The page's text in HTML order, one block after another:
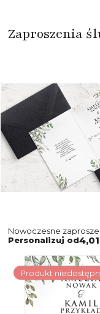
Zaproszenia
Nowoczesne
z kopertą perłową w
czarnym
Personalizuj od4,01
Produkt